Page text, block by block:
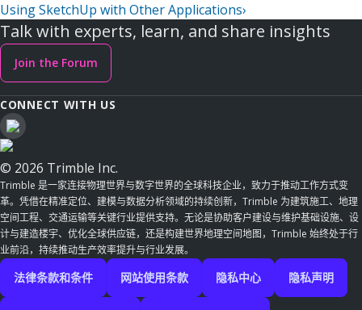
Using SketchUp with Other Applications›
Talk with experts, learn, and share insights
Join the Forum
CONNECT WITH US
© 2026 Trimble Inc.
Trimble 是一家连接物理世界与数字世界的全球科技企业，致力于推动工作方式变
革。凭借在精准定位、建模与数据分析领域的持续创新，Trimble 为建筑施工、地理
空间工程、交通运输等关键行业提供支持。无论是协助客户建设与维护基础设施、设
计与建造楼宇、优化全球供应链，还是构建世界地理空间地图，Trimble 始终处于行
业前沿，持续推动生产效率提升与行业发展。
法律条款和条件 网站使用条款 隐私中心 隐私声明